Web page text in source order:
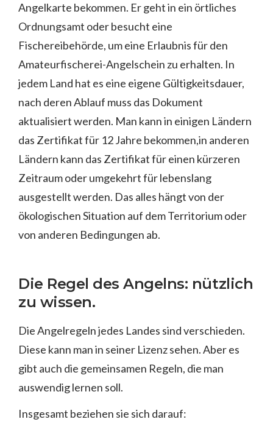
Angelkarte bekommen. Er geht in ein örtliches
Ordnungsamt oder besucht eine
Fischereibehörde, um eine Erlaubnis für den
Amateurfischerei-Angelschein zu erhalten. In
jedem Land hat es eine eigene Gültigkeitsdauer,
nach deren Ablauf muss das Dokument
aktualisiert werden. Man kann in einigen Ländern
das Zertifikat für 12 Jahre bekommen,in anderen
Ländern kann das Zertifikat für einen kürzeren
Zeitraum oder umgekehrt für lebenslang
ausgestellt werden. Das alles hängt von der
ökologischen Situation auf dem Territorium oder
von anderen Bedingungen ab.
Die Regel des Angelns: nützlich
zu wissen.
Die Angelregeln jedes Landes sind verschieden.
Diese kann man in seiner Lizenz sehen. Aber es
gibt auch die gemeinsamen Regeln, die man
auswendig lernen soll.
Insgesamt beziehen sie sich darauf: